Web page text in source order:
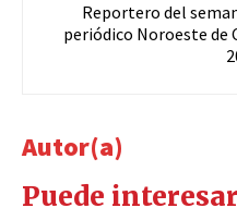
Reportero del
periódico Noroeste de
Autor(a)
Puede